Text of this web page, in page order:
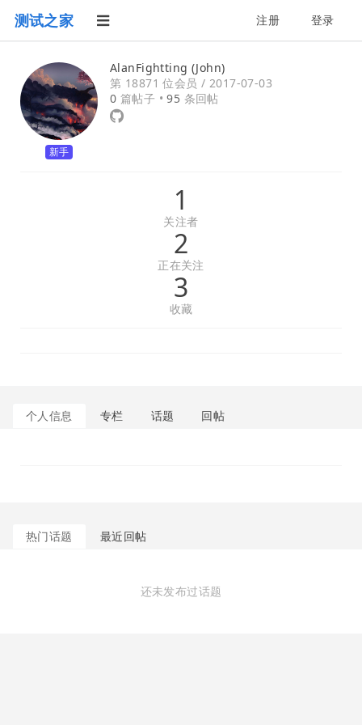
测试之家 注册 登录
新手
AlanFightting (John)
第 18871 位会员 / 2017-07-03
0 篇帖子 •95 条回帖
1
关注者
2
正在关注
3
收藏
个人信息 专栏 话题 回帖
热门话题 最近回帖
还未发布过话题